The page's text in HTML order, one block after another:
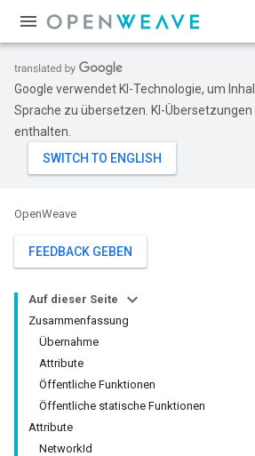
Google verwendet KI-Technologie, um
Sprache zu übersetzen. KI-Übersetzungen
enthalten.
OpenWeave
FEEDBACK GEBEN
Auf dieser Seite
Zusammenfassung
Übernahme
Attribute
Öffentliche Funktionen
Öffentliche statische Funktionen
Attribute
NetworkId